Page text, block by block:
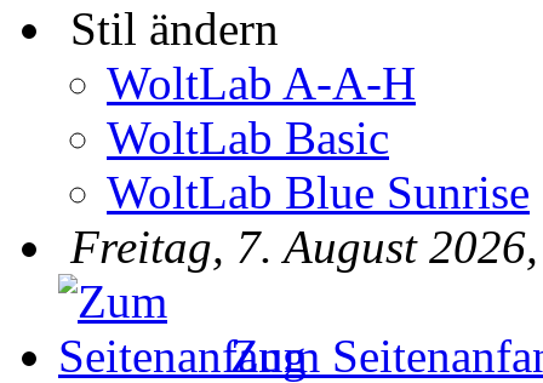
Stil ändern
WoltLab A-A-H
WoltLab Basic
WoltLab Blue Sunrise
Freitag, 7. August
Zum